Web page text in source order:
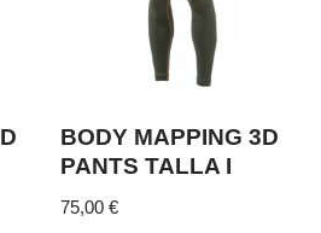
BODY MAPPING 3D
PANTS TALLA I
75,00€